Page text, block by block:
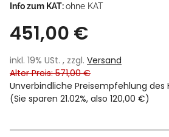
Info zum KAT:ohne KAT
451,00 €
inkl. 19% USt. , zzgl. Versand
Alter Preis: 571,00 €
Unverbindliche Preisempfehlung des
(Sie sparen 21.02%, also 120,00 €)